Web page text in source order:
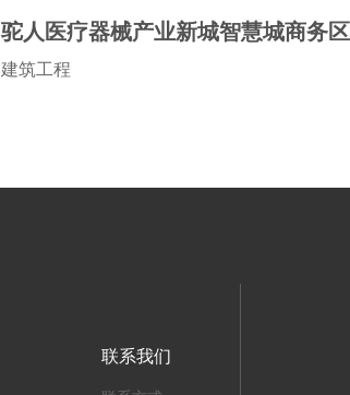
驼人医疗器械产业新城智慧城商务区
建筑工程
联系我们